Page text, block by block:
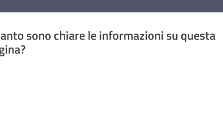
sono chiare le informazioni su questa